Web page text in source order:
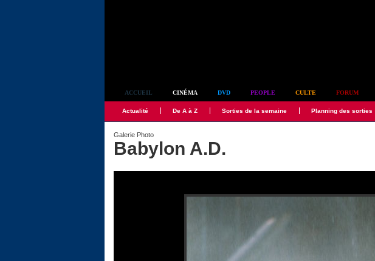
ACCUEIL CINÉMA DVD PEOPLE CULTE FORUM
Actualité De A à Z Sorties de la semaine Planning des sorties
Galerie Photo
Babylon A.D.